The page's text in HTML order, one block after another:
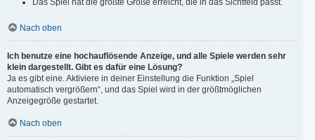
Das Spiel hat die größte Größe erreicht, die in das Sichtfeld passt.
Nach oben
Ich benutze eine hochauflösende Anzeige, und alle Spiele werden sehr
klein dargestellt. Gibt es dafür eine Lösung?
Ja es gibt eine. Aktiviere in deiner Einstellung die Funktion „Spiel
automatisch vergrößern“, und das Spiel wird in der größtmöglichen
Anzeigegröße gestartet.
Nach oben